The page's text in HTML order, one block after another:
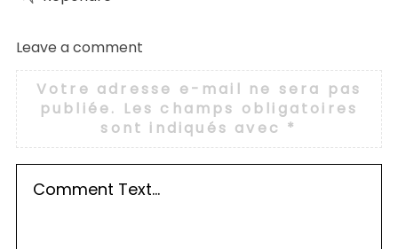
L
e
a
v
e
Leave a comment
Votre adresse e-mail ne sera pas
publiée. Les champs obligatoires
sont indiqués avec *